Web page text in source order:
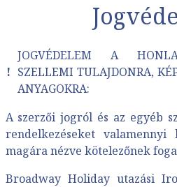
!
JOGVÉDELEM A
SZELLEMI TULAJDONRA,
ANYAGOKRA:
A szerzői jogról és az egyéb
rendelkezéseket valamennyi
magára nézve kötelezőnek
Broadway Holiday utazási